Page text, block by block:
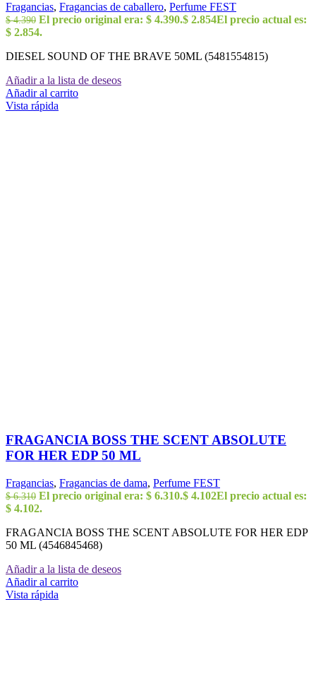
Fragancias, Fragancias de caballero, Perfume FEST
$4.390 El precio original era: $ 4.390.$ 2.854El precio actual es:
$ 2.854.
DIESEL SOUND OF THE BRAVE 50ML (5481554815)
Añadir a la lista de deseos
Añadir al carrito
Vista rápida
FRAGANCIA BOSS THE SCENT ABSOLUTE
FOR HER EDP 50 ML
Fragancias, Fragancias de dama, Perfume FEST
$6.310 El precio original era: $ 6.310.$ 4.102El precio actual es:
$ 4.102.
FRAGANCIA BOSS THE SCENT ABSOLUTE FOR HER EDP
50 ML (4546845468)
Añadir a la lista de deseos
Añadir al carrito
Vista rápida